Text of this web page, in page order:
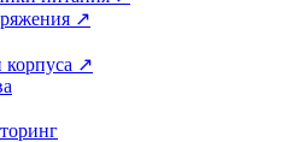
↗
↗